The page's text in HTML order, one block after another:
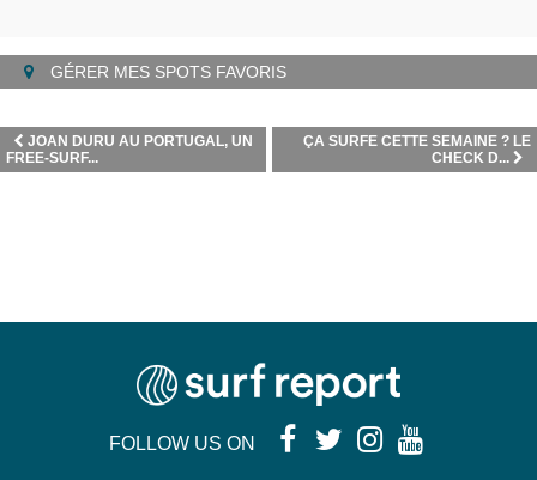
GÉRER MES SPOTS FAVORIS
ÇA SURFE CETTE SEMAINE ? LE
CHECK D...
JOAN DURU AU PORTUGAL, UN
FREE-SURF...
FOLLOW US ON